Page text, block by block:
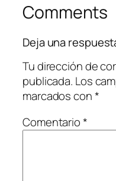
Comments
Deja una
Tu dirección de
publicada. Los
marcados con*
Comentario*